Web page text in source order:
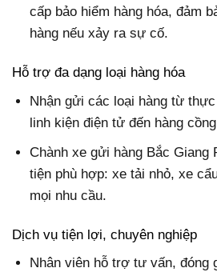
cấp bảo hiểm hàng hóa, đảm
hàng nếu xảy ra sự cố.
Hỗ trợ đa dạng loại hàng hóa
Nhận gửi các loại hàng từ
linh kiện điện tử đến hàng
Chành xe gửi hàng Bắc Giang
tiện phù hợp: xe tải nhỏ, xe
mọi nhu cầu.
Dịch vụ tiện lợi, chuyên nghiệp
Nhân viên hỗ trợ tư vấn, đóng